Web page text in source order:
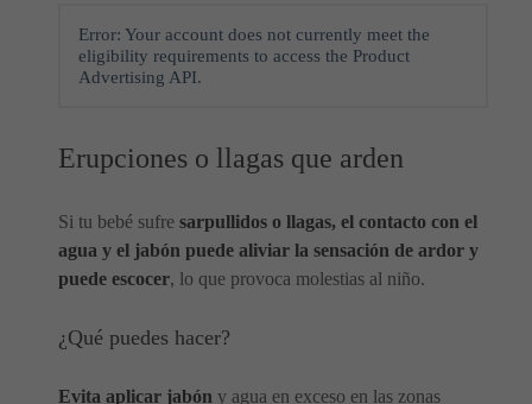
Error: Your account does not currently meet the
eligibility requirements to access the Product
Advertising API.
Erupciones o llagas que arden
Si tu bebé sufre sarpullidos o llagas, el contacto con el
agua y el jabón puede aliviar la sensación de ardor y
puede escocer, lo que provoca molestias al niño.
¿Qué puedes hacer?
Evita aplicar jabón y agua en exceso en las zonas